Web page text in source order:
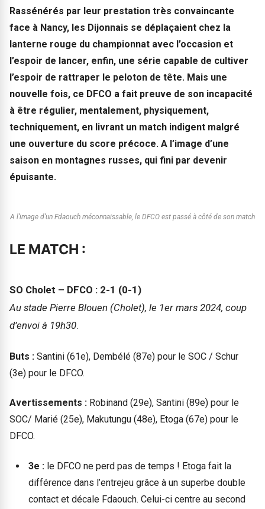
Rassénérés par leur prestation très convaincante
face à Nancy, les Dijonnais se déplaçaient chez la
lanterne rouge du championnat avec l’occasion et
l’espoir de lancer, enfin, une série capable de cultiver
l’espoir de rattraper le peloton de tête. Mais une
nouvelle fois, ce DFCO a fait preuve de son incapacité
à être régulier, mentalement, physiquement,
techniquement, en livrant un match indigent malgré
une ouverture du score précoce. A l’image d’une
saison en montagnes russes, qui fini par devenir
épuisante.
A l’image d’un Fdaouch méconnaissable, le DFCO est passé à côté de son match
LE MATCH :
SO Cholet – DFCO : 2-1 (0-1)
Au stade Pierre Blouen (Cholet), le 1er mars 2024, coup
d’envoi à 19h30.
Buts : Santini (61e), Dembélé (87e) pour le SOC / Schur
(3e) pour le DFCO.
Avertissements : Robinand (29e), Santini (89e) pour le
SOC/ Marié (25e), Makutungu (48e), Etoga (67e) pour le
DFCO.
3e : le DFCO ne perd pas de temps ! Etoga fait la
différence dans l’entrejeu grâce à un superbe double
contact et décale Fdaouch. Celui-ci centre au second